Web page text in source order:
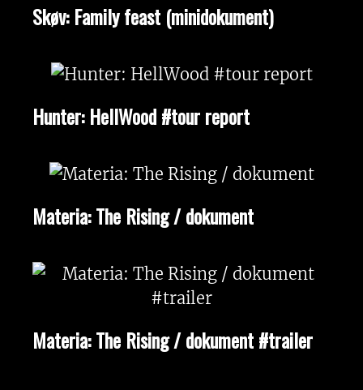
Skøv: Family feast (minidokument)
Hunter: HellWood #tour report
Materia: The Rising / dokument
Materia: The Rising / dokument #trailer